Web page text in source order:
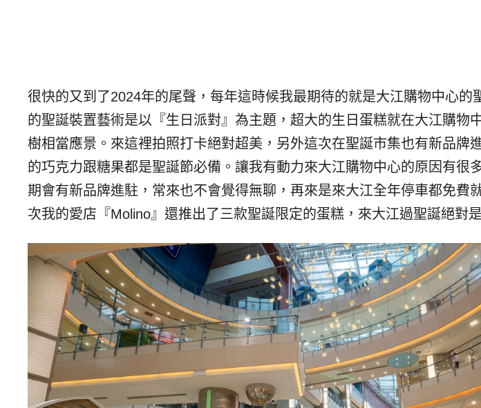
很快的又到了2024年的尾聲，每年這時候我最期待的就是大江購物中心的
的聖誕裝置藝術是以『生日派對』為主題，超大的生日蛋糕就在大江購物
樹相當應景。來這裡拍照打卡絕對超美，另外這次在聖誕市集也有新品牌
的巧克力跟糖果都是聖誕節必備。讓我有動力來大江購物中心的原因有很
期會有新品牌進駐，常來也不會覺得無聊，再來是來大江全年停車都免費
次我的愛店『Molino』還推出了三款聖誕限定的蛋糕，來大江過聖誕絕對